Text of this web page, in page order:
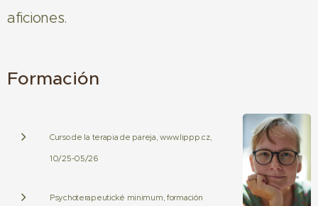
aficiones.
Formación
Curso de la terapia de pareja, www.lippp.cz,
10/25-05/26
Psychoterapeutické minimum, formación